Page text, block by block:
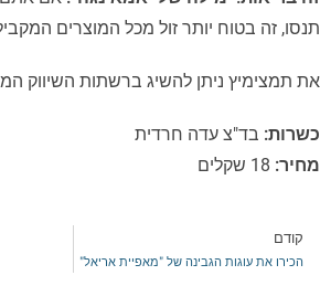
תנסו, זה בטוח יותר זול מכל המוצרים
את תמצימיץ ניתן להשיג ברשתות השיווק
כשרות: בד"צ עדה חרדית
מחיר:
קודם
הכירו את עוגות הגבינה של "מאפיית אריאל"